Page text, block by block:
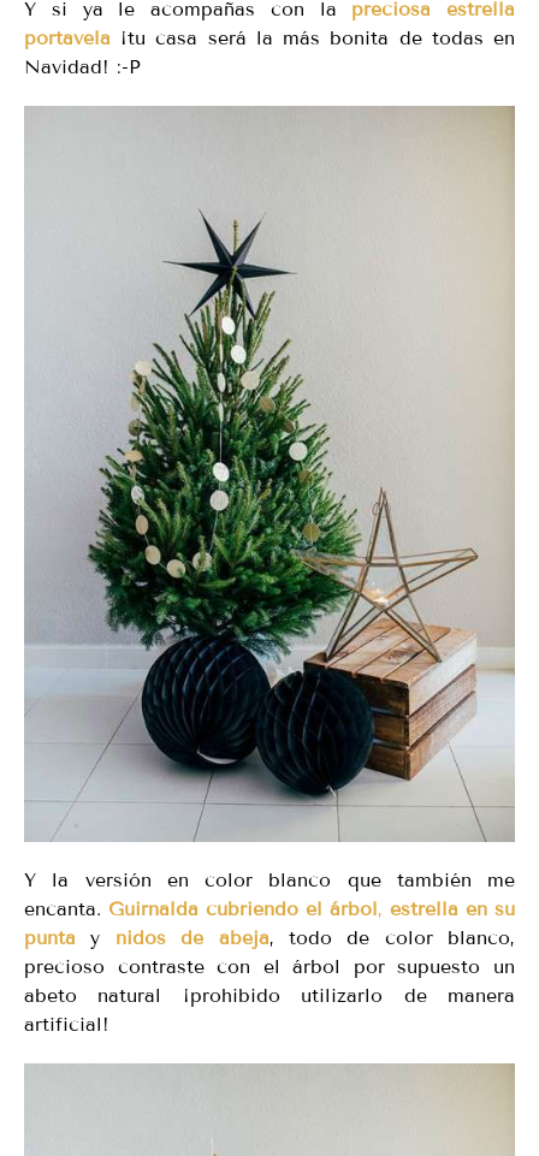
Y si ya le acompañas con la preciosa estrella
portavela ¡tu casa será la más bonita de todas en
Navidad! :-P
Y la versión en color blanco que también me
encanta. Guirnalda cubriendo el árbol, estrella en su
punta
y nidos de abeja, todo de color blanco,
precioso contraste con el árbol por supuesto un
abeto natural ¡prohibido utilizarlo de manera
artificial!